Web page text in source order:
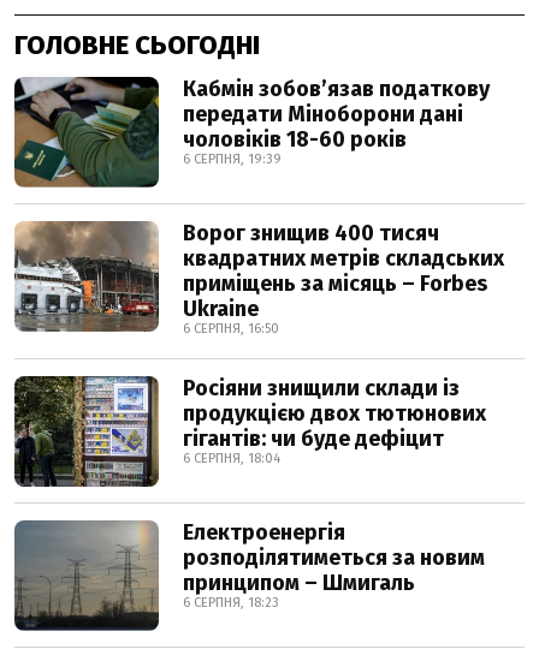
ГОЛОВНЕ СЬОГОДНІ
Кабмін зобовʼязав податкову
передати Міноборони дані
чоловіків 18-60 років
6 СЕРПНЯ, 19:39
Ворог знищив 400 тисяч
квадратних метрів складських
приміщень за місяць – Forbes
Ukraine
6 СЕРПНЯ, 16:50
Росіяни знищили склади із
продукцією двох тютюнових
гігантів: чи буде дефіцит
6 СЕРПНЯ, 18:04
Електроенергія
розподілятиметься за новим
принципом – Шмигаль
6 СЕРПНЯ, 18:23